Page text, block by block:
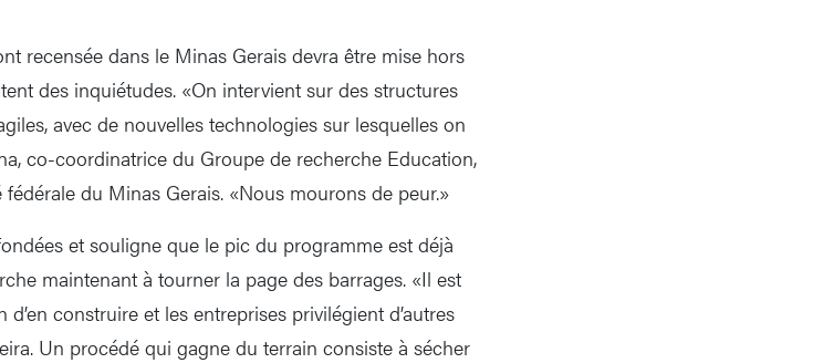
recensée dans le Minas Gerais devra être mise hors
des inquiétudes. «On intervient sur des structures
avec de nouvelles technologies sur lesquelles on
co-coordinatrice du Groupe de recherche Education,
du Minas Gerais. «Nous mourons de peur.»
et souligne que le pic du programme est déjà
maintenant à tourner la page des barrages. «Il est
construire et les entreprises privilégient d’autres
Un procédé qui gagne du terrain consiste à sécher